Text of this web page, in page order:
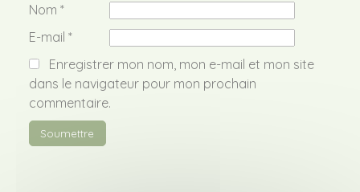
Nom *
E-mail *
Enregistrer mon nom, mon e-mail et mon site
dans le navigateur pour mon prochain
commentaire.